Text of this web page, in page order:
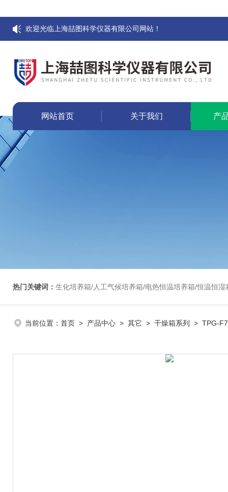
欢迎光临上海喆图科学仪器有限公司网站！
网站首页 关于我们 产
热门关键词： 生化培养箱/人工气候培养箱/电热恒温培养箱/恒温恒湿箱/光照培养箱/二氧化碳培养箱
当前位置： 首页 > 产品中心 > 其它 > 干燥箱系列 > TPG-